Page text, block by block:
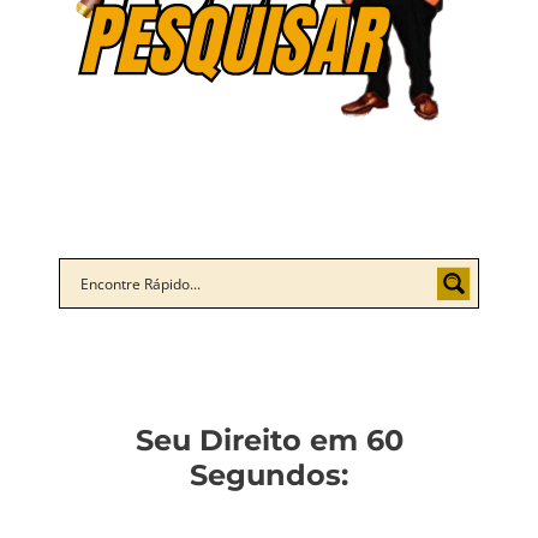
Seu Direito em 60
Segundos: